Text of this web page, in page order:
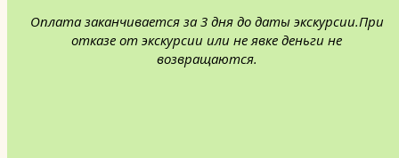
Оплата заканчивается за 3 дня до даты экскурсии.При
отказе от экскурсии или не явке деньги не
возвращаются.